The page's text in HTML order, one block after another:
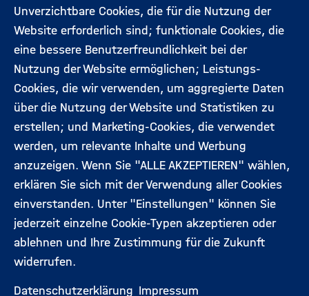
Unverzichtbare Cookies, die für die Nutzung der
Website erforderlich sind; funktionale Cookies, die
eine bessere Benutzerfreundlichkeit bei der
Nutzung der Website ermöglichen; Leistungs-
Cookies, die wir verwenden, um aggregierte Daten
über die Nutzung der Website und Statistiken zu
erstellen; und Marketing-Cookies, die verwendet
werden, um relevante Inhalte und Werbung
anzuzeigen. Wenn Sie "ALLE AKZEPTIEREN" wählen,
erklären Sie sich mit der Verwendung aller Cookies
einverstanden. Unter "Einstellungen" können Sie
jederzeit einzelne Cookie-Typen akzeptieren oder
ablehnen und Ihre Zustimmung für die Zukunft
widerrufen.
Datenschutzerklärung Impressum
Footermenü
(Hauptseite)
Aktuelles Kontakt
Veranstaltungen Datenschutz
Expert:innen Impressum
Folgen Sie uns: